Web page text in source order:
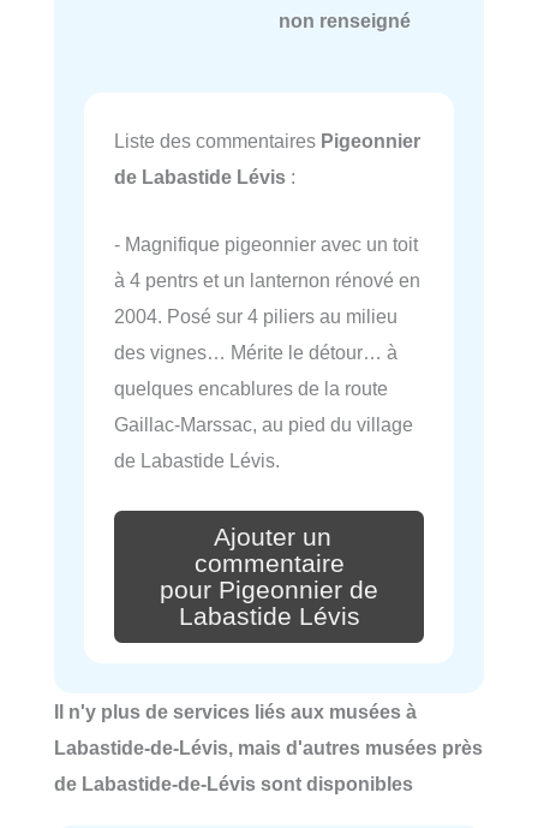
non renseigné
Liste des commentaires Pigeonnier
de Labastide Lévis :
- Magnifique pigeonnier avec un toit
à 4 pentrs et un lanternon rénové en
2004. Posé sur 4 piliers au milieu
des vignes… Mérite le détour… à
quelques encablures de la route
Gaillac-Marssac, au pied du village
de Labastide Lévis.
Ajouter un
commentaire
pour Pigeonnier de
Labastide Lévis
Il n'y plus de services liés aux musées à
Labastide-de-Lévis, mais d'autres musées près
de Labastide-de-Lévis sont disponibles